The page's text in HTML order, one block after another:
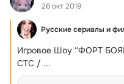
26 окт 2019
Русские сериалы и
Игровое Шоу “ФОРТ
СТС / ...